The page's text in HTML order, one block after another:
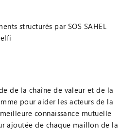
structurés par SOS SAHEL
de la chaîne de valeur et de la
pour aider les acteurs de la
connaissance mutuelle
ajoutée de chaque maillon de la